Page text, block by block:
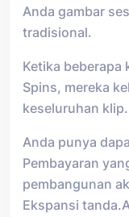
Anda gambar
tradisional.
Ketika beberapa
Spins, mereka
keseluruhan klip.
Anda punya
Pembayaran
pembangunan
Ekspansi